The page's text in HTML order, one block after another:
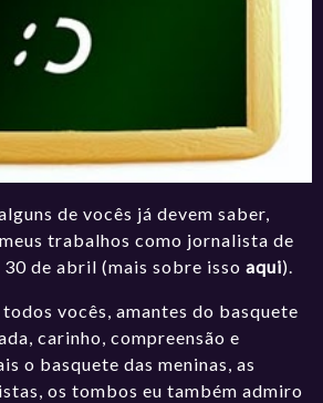
de vocês já devem saber,
trabalhos como jornalista de
30 de abril (mais sobre issoaqui).
vocês, amantes do basquete
carinho, compreensão e
o basquete das meninas, as
os tombos eu também admiro